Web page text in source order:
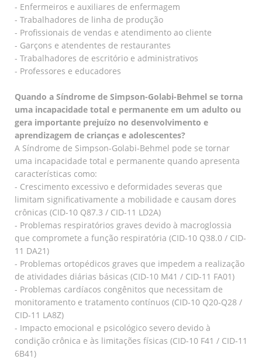
- Enfermeiros e auxiliares de enfermagem
- Trabalhadores de linha de produção
- Profissionais de vendas e atendimento ao cliente
- Garçons e atendentes de restaurantes
- Trabalhadores de escritório e administrativos
- Professores e educadores
Quando a Síndrome de Simpson-Golabi-Behmel se torna
uma incapacidade total e permanente em um adulto ou
gera importante prejuízo no desenvolvimento e
aprendizagem de crianças e adolescentes?
A Síndrome de Simpson-Golabi-Behmel pode se tornar
uma incapacidade total e permanente quando apresenta
características como:
- Crescimento excessivo e deformidades severas que
limitam significativamente a mobilidade e causam dores
crônicas (CID-10 Q87.3 / CID-11 LD2A)
- Problemas respiratórios graves devido à macroglossia
que compromete a função respiratória (CID-10 Q38.0 / CID-
11 DA21)
- Problemas ortopédicos graves que impedem a realização
de atividades diárias básicas (CID-10 M41 / CID-11 FA01)
- Problemas cardíacos congênitos que necessitam de
monitoramento e tratamento contínuos (CID-10 Q20-Q28 /
CID-11 LA8Z)
- Impacto emocional e psicológico severo devido à
condição crônica e às limitações físicas (CID-10 F41 / CID-11
6B41)